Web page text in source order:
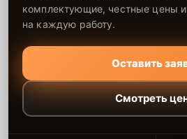
комплектующие, честные цены и
на каждую работу.
Оставить
Смотреть